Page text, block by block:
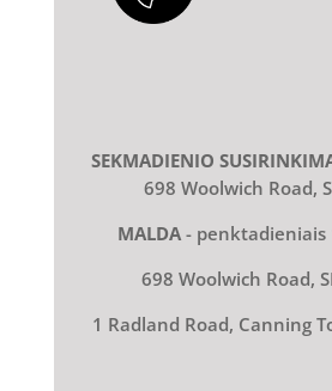
SEKMADIENIO
698 Woolwich Road,
MALDA- penktadieniais
698 Woolwich Road,
1 Radland Road, Canning